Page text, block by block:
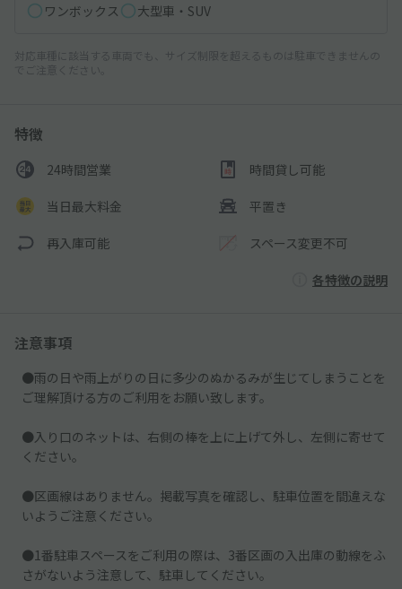
ワンボックス
大型車・SUV
対応車種に該当する車両でも、サイズ制限を超えるものは駐車できませんの
でご注意ください。
特徴
24時間営業 時間貸し可能
当日最大料金 平置き
再入庫可能 スペース変更不可
各特徴の説明
注意事項
●雨の日や雨上がりの日に多少のぬかるみが生じてしまうことを
ご理解頂ける方のご利用をお願い致します。
●入り口のネットは、右側の棒を上に上げて外し、左側に寄せて
ください。
●区画線はありません。掲載写真を確認し、駐車位置を間違えな
いようご注意ください。
●1番駐車スペースをご利用の際は、3番区画の入出庫の動線をふ
さがないよう注意して、駐車してください。